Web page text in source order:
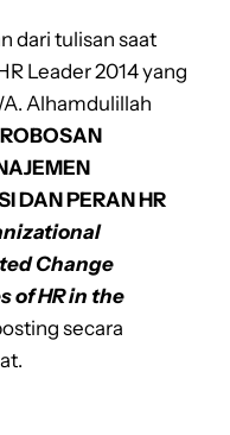
dari tulisan saat
Leader 2014 yang
Alhamdulillah
DAN PERAN HR
Change
of HR in the
secara